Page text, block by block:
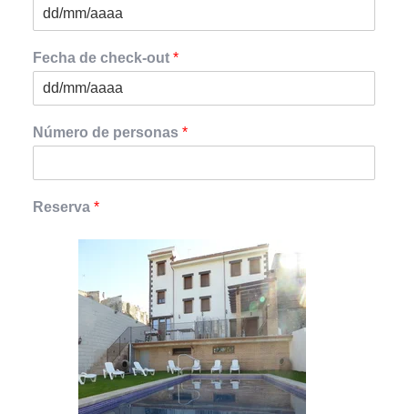
Fecha de check-out *
Número de personas *
Reserva *